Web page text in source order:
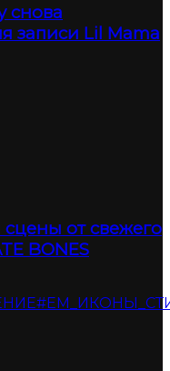
снова
записи Lil Mama
от свежего
BONES